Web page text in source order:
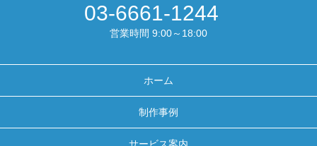
03-6661-1244
営業時間 9:00～18:00
ホーム
制作事例
サービス案内